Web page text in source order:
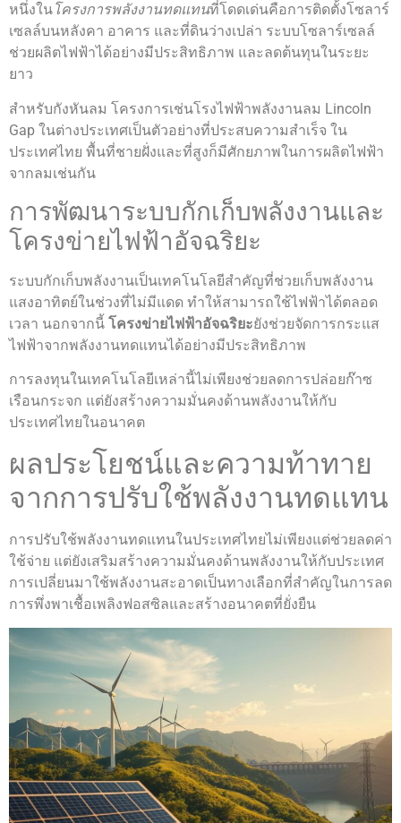
หนึ่งในโครงการพลังงานทดแทนที่โดดเด่นคือการติดตั้งโซลาร์
เซลล์บนหลังคา อาคาร และที่ดินว่างเปล่า ระบบโซลาร์เซลล์
ช่วยผลิตไฟฟ้าได้อย่างมีประสิทธิภาพ และลดต้นทุนในระยะ
ยาว
สำหรับกังหันลม โครงการเช่นโรงไฟฟ้าพลังงานลม Lincoln
Gap ในต่างประเทศเป็นตัวอย่างที่ประสบความสำเร็จ ใน
ประเทศไทย พื้นที่ชายฝั่งและที่สูงก็มีศักยภาพในการผลิตไฟฟ้า
จากลมเช่นกัน
การพัฒนาระบบกักเก็บพลังงานและ
โครงข่ายไฟฟ้าอัจฉริยะ
ระบบกักเก็บพลังงานเป็นเทคโนโลยีสำคัญที่ช่วยเก็บพลังงาน
แสงอาทิตย์ในช่วงที่ไม่มีแดด ทำให้สามารถใช้ไฟฟ้าได้ตลอด
เวลา นอกจากนี้ โครงข่ายไฟฟ้าอัจฉริยะยังช่วยจัดการกระแส
ไฟฟ้าจากพลังงานทดแทนได้อย่างมีประสิทธิภาพ
การลงทุนในเทคโนโลยีเหล่านี้ไม่เพียงช่วยลดการปล่อยก๊าซ
เรือนกระจก แต่ยังสร้างความมั่นคงด้านพลังงานให้กับ
ประเทศไทยในอนาคต
ผลประโยชน์และความท้าทาย
จากการปรับใช้พลังงานทดแทน
การปรับใช้พลังงานทดแทนในประเทศไทยไม่เพียงแต่ช่วยลดค่า
ใช้จ่าย แต่ยังเสริมสร้างความมั่นคงด้านพลังงานให้กับประเทศ
การเปลี่ยนมาใช้พลังงานสะอาดเป็นทางเลือกที่สำคัญในการลด
การพึ่งพาเชื้อเพลิงฟอสซิลและสร้างอนาคตที่ยั่งยืน